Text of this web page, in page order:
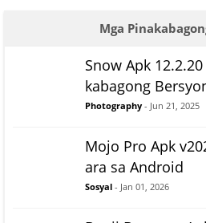
Mga
Snow Apk
kabagong
Photography - Jun 21, 2025
Mojo Pro Apk
ara sa Android
Sosyal - Jan 01, 2026